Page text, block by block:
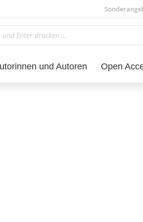
und Autoren Open